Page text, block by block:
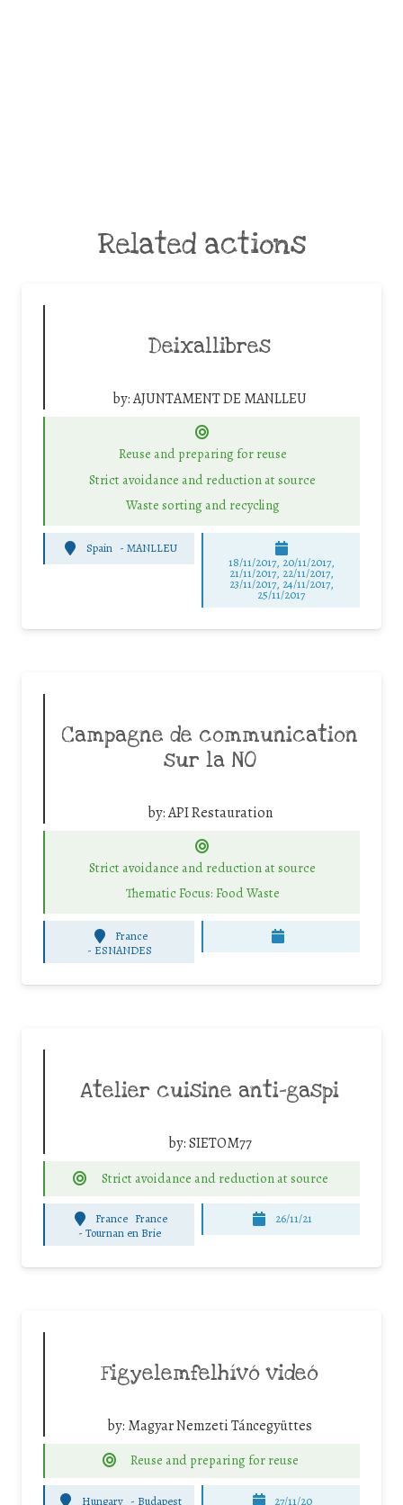
Related actions
Deixallibres
by:AJUNTAMENT DE MANLLEU
Reuse and preparing for reuse
Strict avoidance and reduction at source
Waste sorting and recycling
Spain - MANLLEU
18/11/2017, 20/11/2017,
21/11/2017, 22/11/2017,
23/11/2017, 24/11/2017,
25/11/2017
Campagne de communication
sur la NO
by:API Restauration
Strict avoidance and reduction at source
Thematic Focus: Food Waste
France
- ESNANDES
Atelier cuisine anti-gaspi
by:SIETOM77
Strict avoidance and reduction at source
France France
- Tournan en Brie
26/11/21
Figyelemfelhívó videó
by: Magyar Nemzeti Táncegyüttes
Reuse and preparing for reuse
Hungary - Budapest 27/11/20